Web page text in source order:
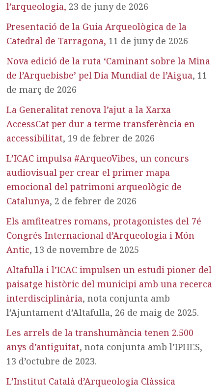
l’arqueologia, 23 de juny de 2026
Presentació de la Guia Arqueològica de la
Catedral de Tarragona, 11 de juny de 2026
Nova edició de la ruta ‘Caminant sobre la Mina
de l’Arquebisbe’ pel Dia Mundial de l’Aigua, 11
de març de 2026
La Generalitat renova l’ajut a la Xarxa
AccessCat per dur a terme transferència en
accessibilitat, 19 de febrer de 2026
L’ICAC impulsa #ArqueoVibes, un concurs
audiovisual per crear el primer mapa
emocional del patrimoni arqueològic de
Catalunya, 2 de febrer de 2026
Els amfiteatres romans, protagonistes del 7é
Congrés Internacional d’Arqueologia i Món
Antic, 13 de novembre de 2025
Altafulla i l’ICAC impulsen un estudi pioner del
paisatge històric del municipi amb una recerca
interdisciplinària, nota conjunta amb
l’Ajuntament d’Altafulla, 26 de maig de 2025.
Les arrels de la transhumància tenen 2.500
anys d’antiguitat, nota conjunta amb l’IPHES,
13 d’octubre de 2023.
L’Institut Català d’Arqueologia Clàssica